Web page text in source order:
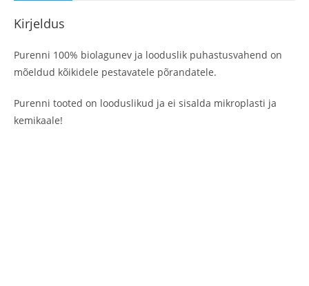
Kirjeldus
Purenni 100% biolagunev ja looduslik puhastusvahend on
mõeldud kõikidele pestavatele põrandatele.
Purenni tooted on looduslikud ja ei sisalda mikroplasti ja
kemikaale!